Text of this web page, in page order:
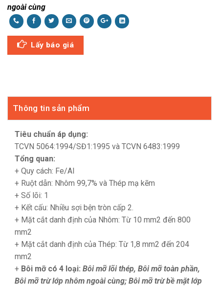
ngoài cùng
Lấy báo giá
Thông tin sản phẩm
Tiêu chuẩn áp dụng:
TCVN 5064:1994/SĐ1:1995 và TCVN 6483:1999
Tổng quan:
+ Quy cách: Fe/Al
+ Ruột dẫn: Nhôm 99,7% và Thép mạ kẽm
+ Số lõi: 1
+ Kết cấu: Nhiều sợi bện tròn cấp 2.
+ Mặt cắt danh định của Nhôm: Từ 10 mm2 đến 800
mm2
+ Mặt cắt danh định của Thép: Từ 1,8 mm2 đến 204
mm2
+ Bôi mỡ có 4 loại: Bôi mỡ lõi thép, Bôi mỡ toàn phần,
Bôi mỡ trừ lớp nhôm ngoài cùng; Bôi mỡ trừ bề mặt lớp